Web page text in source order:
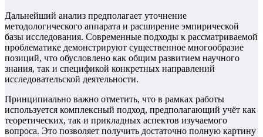
Дальнейший анализ предполагает уточнение
методологического аппарата и расширение эмпирической
базы исследования. Современные подходы к рассматриваемой
проблематике демонстрируют существенное многообразие
позиций, что обусловлено как общим развитием научного
знания, так и спецификой конкретных направлений
исследовательской деятельности.
Принципиально важно отметить, что в рамках работы
используется комплексный подход, предполагающий учёт как
теоретических, так и прикладных аспектов изучаемого
вопроса. Это позволяет получить достаточно полную картину